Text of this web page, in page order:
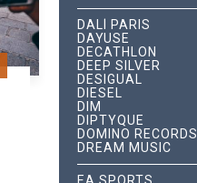
DALÍ PARIS
DAYUSE
DECATHLON
DEEP SILVER
DESIGUAL
DIESEL
DIM
DIPTYQUE
DOMINO RECORDS
DREAM MUSIC